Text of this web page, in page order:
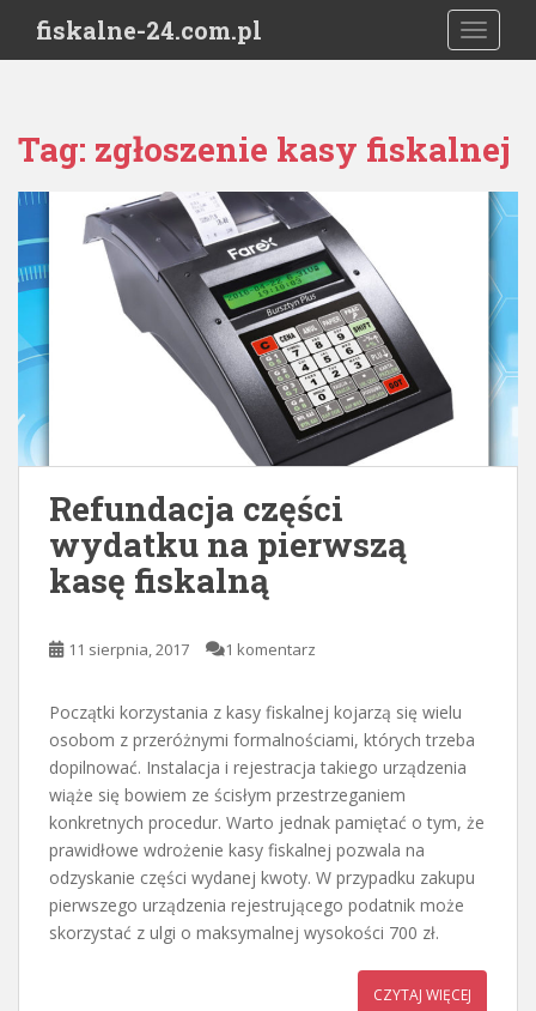
i
fiskalne-24.com.pl
Tag: zgłoszenie kasy fiskalnej
Refundacja części
wydatku na pierwszą
kasę fiskalną
11 sierpnia, 2017 1 komentarz
Początki korzystania z kasy fiskalnej kojarzą się wielu
osobom z przeróżnymi formalnościami, których trzeba
dopilnować. Instalacja i rejestracja takiego urządzenia
wiąże się bowiem ze ścisłym przestrzeganiem
konkretnych procedur. Warto jednak pamiętać o tym, że
prawidłowe wdrożenie kasy fiskalnej pozwala na
odzyskanie części wydanej kwoty. W przypadku zakupu
pierwszego urządzenia rejestrującego podatnik może
skorzystać z ulgi o maksymalnej wysokości 700 zł.
CZYTAJ WIĘCEJ